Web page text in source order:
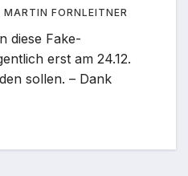
MARTIN FORNLEITNER
diese Fake-
erst am 24.12.
sollen. – Dank